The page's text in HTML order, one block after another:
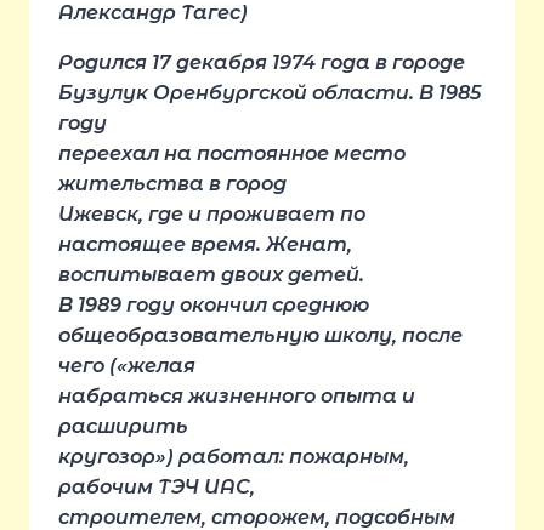
Александр Тагес)
Родился 17 декабря 1974 года в городе
Бузулук Оренбургской области. В 1985
году
переехал на постоянное место
жительства в город
Ижевск, где и проживает по
настоящее время. Женат,
воспитывает двоих детей.
В 1989 году окончил среднюю
общеобразовательную школу, после
чего («желая
набраться жизненного опыта и
расширить
кругозор») работал: пожарным,
рабочим ТЭЧ ИАС,
строителем, сторожем, подсобным